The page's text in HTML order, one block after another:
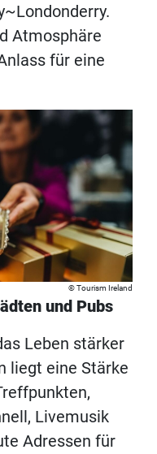
Atmosphäre
für eine
Tourism Ireland
und Pubs
Leben stärker
liegt eine Stärke
Livemusik
Adressen für